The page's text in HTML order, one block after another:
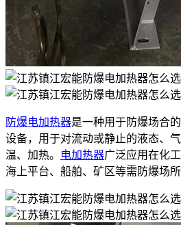
防爆电加热器是一种用于防爆场合
设备，用于对流动或静止的液态、
温、加热。
电加热器广泛应用在化
海上平台、船舶、矿区等需防爆场所